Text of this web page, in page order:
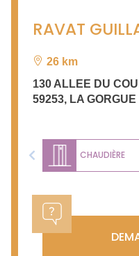
RAVAT
26 km
130 ALLEE DU
59253, LA GORGUE
CHAUDIÈRE
Previous